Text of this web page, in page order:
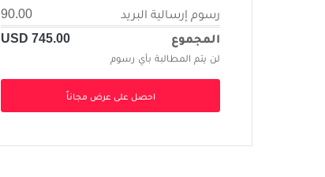
رسوم إرسالية البريد
90.00
المجموع
745.00
لن يتم المطالبة بأي رسوم
احصل على عرض مجاناً